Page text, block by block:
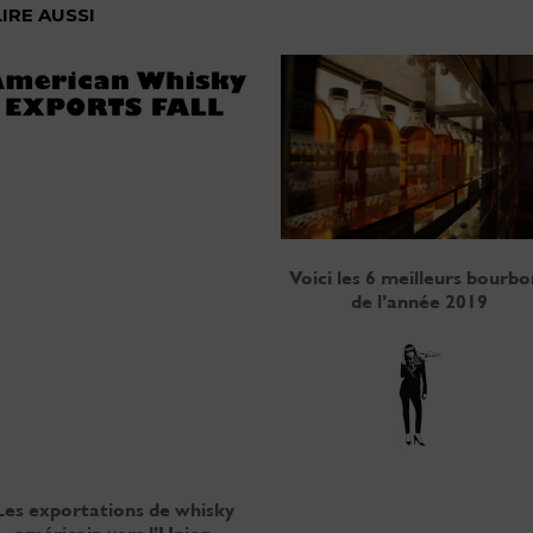
AUSSI
exportations de whisky
Voici les 6 meilleurs
de l’année 2019